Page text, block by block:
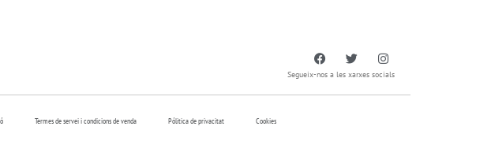
Segueix-nos a les xarxes socials
Termes de servei i condicions de venda Pólitica de privacitat Cookies